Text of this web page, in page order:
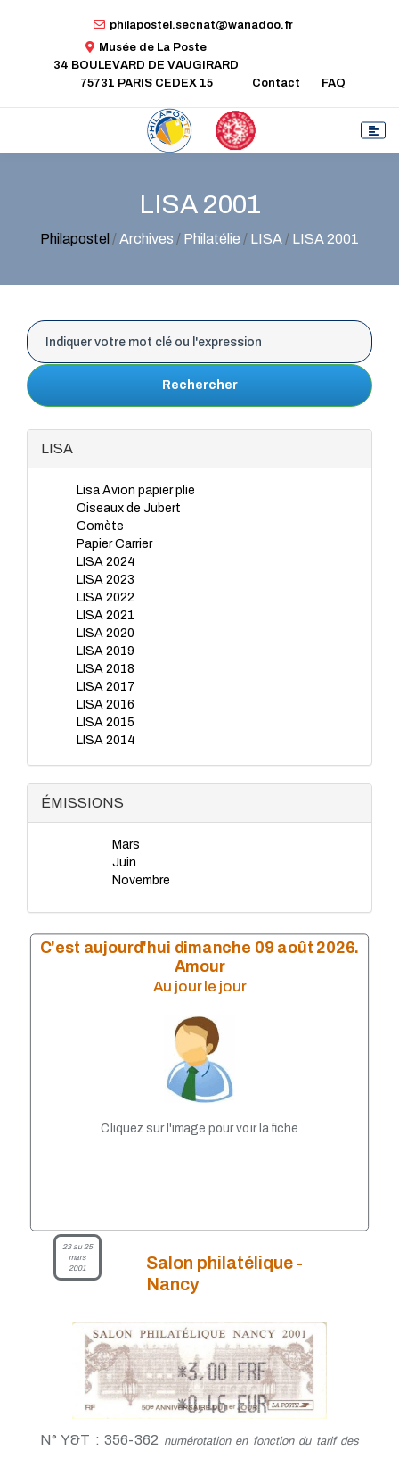
philapostel.secnat@wanadoo.fr
Musée de La Poste
34 BOULEVARD DE VAUGIRARD
75731 PARIS CEDEX 15
Contact FAQ
LISA 2001
Philapostel /Archives / Philatélie / LISA / LISA 2001
Rechercher
LISA
Lisa Avion papier plie
Oiseaux de Jubert
Comète
Papier Carrier
LISA 2024
LISA 2023
LISA 2022
LISA 2021
LISA 2020
LISA 2019
LISA 2018
LISA 2017
LISA 2016
LISA 2015
LISA 2014
LISA 2010
LISA 2008
LISA 2007
LISA 2006
LISA 2003
LiSA 2004
ÉMISSIONS
Mars
Juin
Novembre
C'est aujourd'hui dimanche 09 août 2026.
Amour
Au jour le jour
Cliquez sur l'image pour voir la fiche
23 au 25
mars
2001
Salon philatélique -
Nancy
N° Y&T : 356-362 numérotation en fonction du tarif des